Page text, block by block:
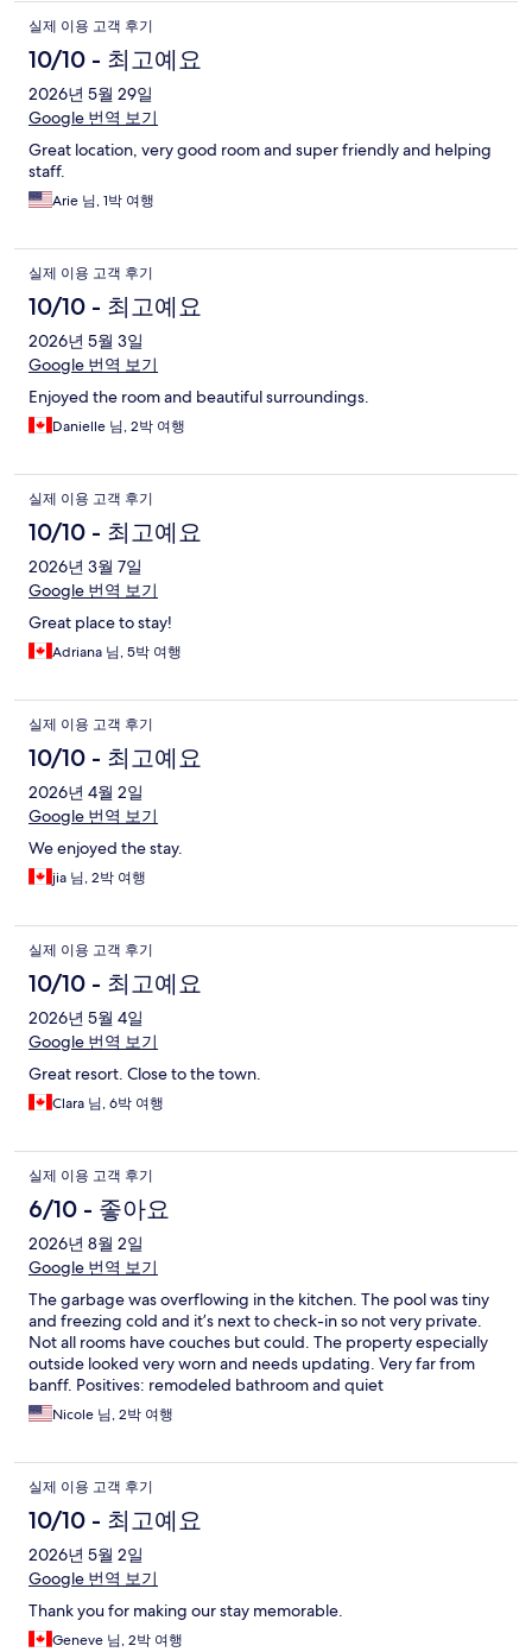
실제 이용 고객 후기
10/10 - 최고예요
2026년 5월 29일
Google 번역 보기
Great location, very good room and super friendly and helping
staff.
Arie 님, 1박 여행
실제 이용 고객 후기
10/10 - 최고예요
2026년 5월 3일
Google 번역 보기
Enjoyed the room and beautiful surroundings.
Danielle 님, 2박 여행
실제 이용 고객 후기
10/10 - 최고예요
2026년 3월 7일
Google 번역 보기
Great place to stay!
Adriana 님, 5박 여행
실제 이용 고객 후기
10/10 - 최고예요
2026년 4월 2일
Google 번역 보기
We enjoyed the stay.
jia 님, 2박 여행
실제 이용 고객 후기
10/10 - 최고예요
2026년 5월 4일
Google 번역 보기
Great resort. Close to the town.
Clara 님, 6박 여행
실제 이용 고객 후기
6/10 - 좋아요
2026년 8월 2일
Google 번역 보기
The garbage was overflowing in the kitchen. The pool was tiny
and freezing cold and it’s next to check-in so not very private.
Not all rooms have couches but could. The property especially
outside looked very worn and needs updating. Very far from
banff. Positives: remodeled bathroom and quiet
Nicole 님, 2박 여행
실제 이용 고객 후기
10/10 - 최고예요
2026년 5월 2일
Google 번역 보기
Thank you for making our stay memorable.
Geneve 님, 2박 여행